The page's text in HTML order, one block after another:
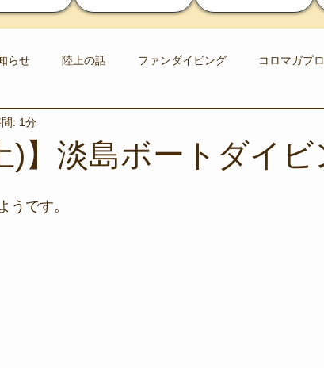
らせ 陸上の話 ファンダイビング コロマガプ
ワカメの養殖
)】淡島ボートダイビ
: 1分
うです。